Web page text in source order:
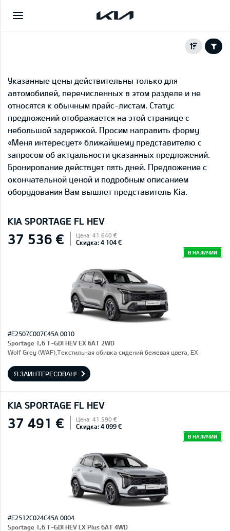
Указанные цены действительны только для
автомобилей, перечисленных в этом разделе и не
относятся к обычным прайс-листам. Статус
предложений отображается на этой странице с
небольшой задержкой. Просим направить форму
«Меня интересует» ближайшему представителю с
запросом об актуальности указанных предложений.
Бронирование действует пять дней. Предложение с
окончательной ценой и подробным описанием
оборудования Вам вышлет представитель Kia.
KIA SPORTAGE FL HEV
37 536 € Цена: 41 640 €
Скидка: 4 104 €
В НАЛИЧИИ
#E2507C007C45A 0010
Sportage 1,6 T-GDI HEV EX 6AT 2WD
Wolf Grey (WAF),Текстильная обивка сидений бежевая цвета, EX
Я ЗАИНТЕРЕСОВАН!
KIA SPORTAGE FL HEV
37 491 € Цена: 41 590 €
Скидка: 4 099 €
В НАЛИЧИИ
#E2512C024C45A 0004
Sportage 1,6 T-GDI HEV LX Plus 6AT 4WD